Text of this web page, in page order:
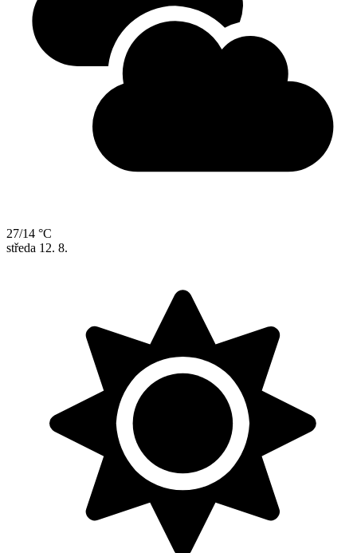
27/14 °C
středa 12. 8.